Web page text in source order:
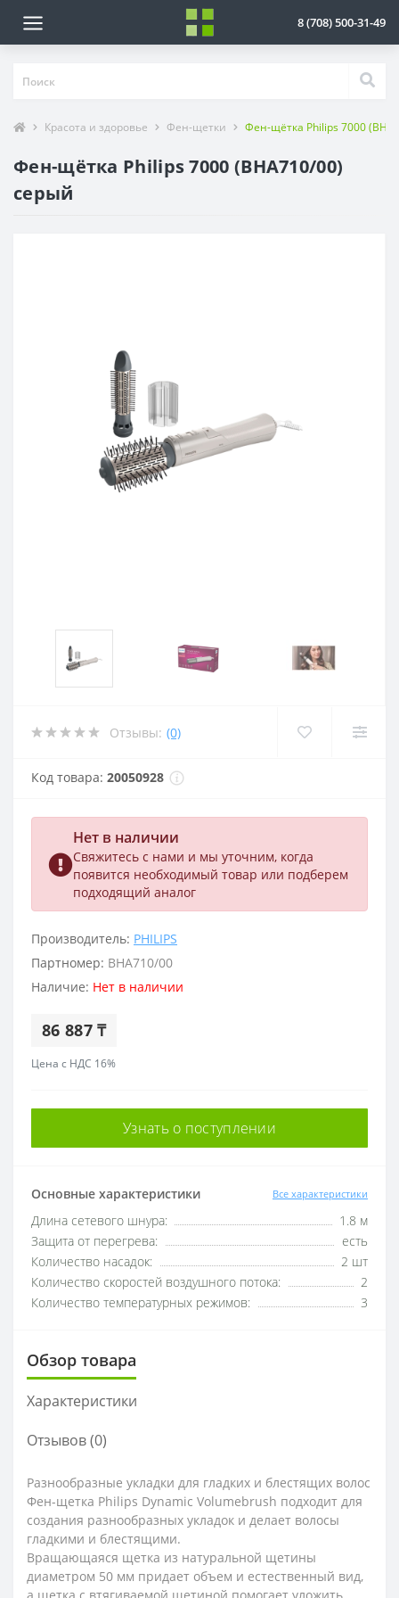
8 (708) 500-31-49
Красота и здоровье Фен-щетки Фен-щётка Philips 7000
Фен-щётка Philips 7000 (BHA710/00)
серый
Отзывы: (0)
Код товара: 20050928
Нет в наличии
Свяжитесь с нами и мы уточним, когда
появится необходимый товар или подберем
подходящий аналог
Производитель: PHILIPS
Партномер: BHA710/00
Наличие: Нет в наличии
86 887 ₸
Цена с НДС 16%
Узнать о поступлении
Основные характеристики Все характеристики
Длина сетевого шнура:
1.8 м
Защита от перегрева:
есть
Количество насадок:
2 шт
Количество скоростей воздушного потока:
2
Количество температурных режимов:
3
Обзор товара
Характеристики
Отзывов (0)
Разнообразные укладки для гладких и блестящих волос
Фен-щетка Philips Dynamic Volumebrush подходит для
создания разнообразных укладок и делает волосы
гладкими и блестящими.
Вращающаяся щетка из натуральной щетины
диаметром 50 мм придает объем и естественный вид,